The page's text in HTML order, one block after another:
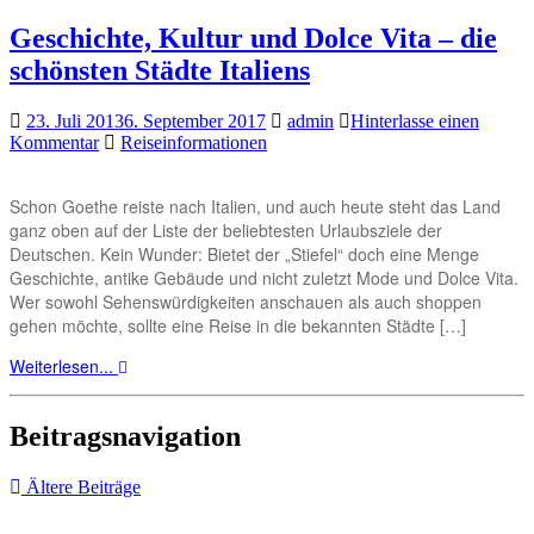
Geschichte, Kultur und Dolce Vita – die
schönsten Städte Italiens
23. Juli 20136. September 2017 admin
Hinterlasse einen
Kommentar
Reiseinformationen
Schon Goethe reiste nach Italien, und auch heute steht das Land
ganz oben auf der Liste der beliebtesten Urlaubsziele der
Deutschen. Kein Wunder: Bietet der „Stiefel“ doch eine Menge
Geschichte, antike Gebäude und nicht zuletzt Mode und Dolce Vita.
Wer sowohl Sehenswürdigkeiten anschauen als auch shoppen
gehen möchte, sollte eine Reise in die bekannten Städte […]
Weiterlesen...
Beitragsnavigation
Ältere Beiträge